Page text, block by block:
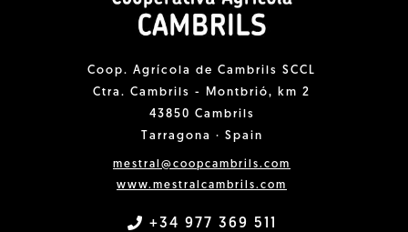
Coop. Agrícola de Cambrils SCCL
Ctra. Cambrils - Montbrió, km 2
43850 Cambrils
Tarragona · Spain
mestral@coopcambrils.com
www.mestralcambrils.com
+34 977 369 511